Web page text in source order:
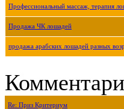
Профессиональный массаж, терапия
Продажа ЧК лошадей
продажа арабских лошадей разных
Re: Приз Критериум